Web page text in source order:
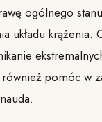
ogólnego
układu krążenia.
pomóc w